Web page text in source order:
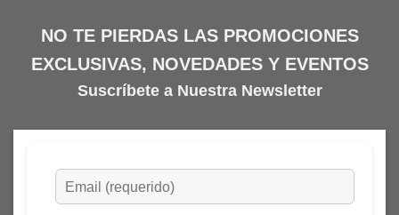
NO TE PIERDAS LAS PROMOCIONES
EXCLUSIVAS, NOVEDADES Y EVENTOS
Suscríbete a Nuestra Newsletter